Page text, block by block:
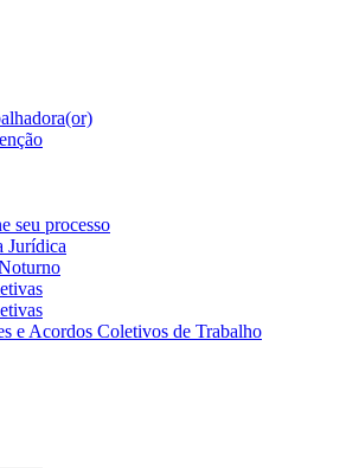
seu processo
Jurídica
e Acordos Coletivos de Trabalho